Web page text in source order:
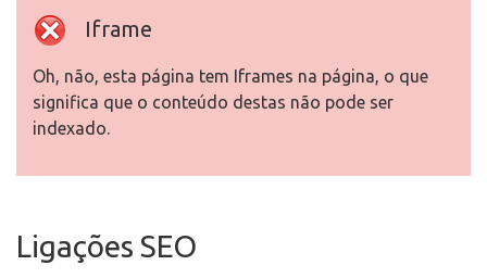
Iframe
Oh, não, esta página tem Iframes na página, o que
significa que o conteúdo destas não pode ser
indexado.
Ligações SEO